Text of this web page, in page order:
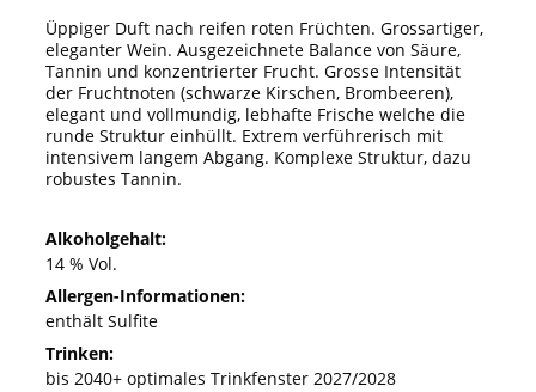
Üppiger Duft nach reifen roten Früchten. Grossartiger,
eleganter Wein. Ausgezeichnete Balance von Säure,
Tannin und konzentrierter Frucht. Grosse Intensität
der Fruchtnoten (schwarze Kirschen, Brombeeren),
elegant und vollmundig, lebhafte Frische welche die
runde Struktur einhüllt. Extrem verführerisch mit
intensivem langem Abgang. Komplexe Struktur, dazu
robustes Tannin.
Alkoholgehalt:
14 % Vol.
Allergen-Informationen:
enthält Sulfite
Trinken:
bis 2040+ optimales Trinkfenster 2027/2028